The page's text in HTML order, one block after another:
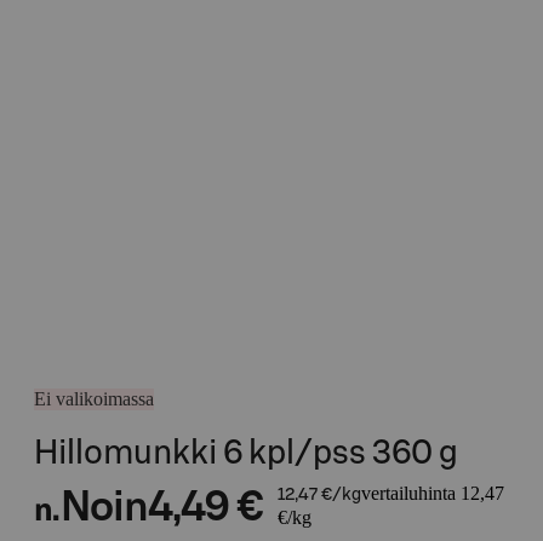
Ei valikoimassa
Hillomunkki 6 kpl/pss 360 g
n. Noin4,49 € 12,47 €/kgvertailuhinta 12,47
€/kg